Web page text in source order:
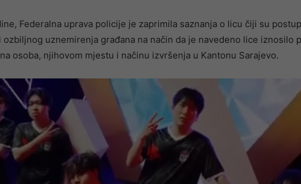
Federalna uprava policije je zaprimila saznanja o licu čiji su
uznemirenja građana na način da je navedeno lice iznosilo
osoba, njihovom mjestu i načinu izvršenja u Kantonu Sarajevo.